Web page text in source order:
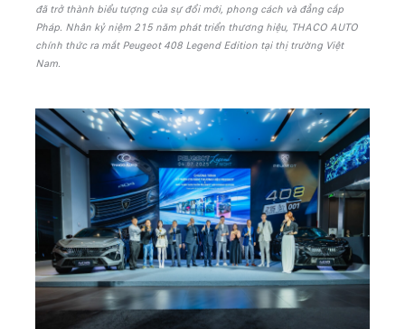
đã trở thành biểu tượng của sự đổi mới, phong cách và đẳng cấp
Pháp. Nhân kỷ niệm 215 năm phát triển thương hiệu, THACO AUTO
chính thức ra mắt Peugeot 408 Legend Edition tại thị trường Việt
Nam.